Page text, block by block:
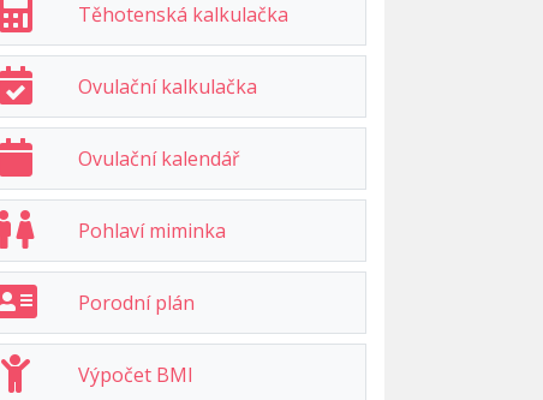
Těhotenská kalkulačka
Ovulační kalkulačka
Ovulační kalendář
Pohlaví miminka
Porodní plán
Výpočet BMI